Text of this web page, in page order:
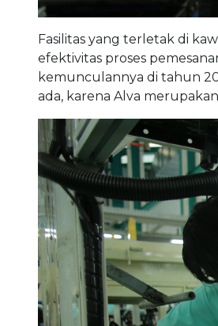
Fasilitas yang terletak di
efektivitas proses
kemunculannya di tahun
ada, karena Alva